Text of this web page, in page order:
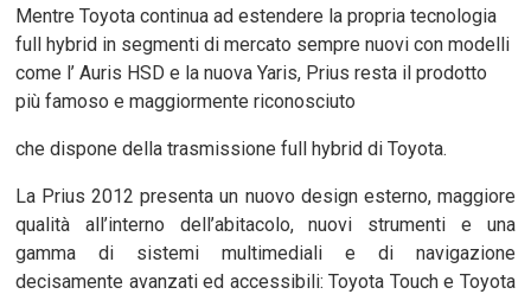
Mentre Toyota continua ad estendere la propria tecnologia
full hybrid in segmenti di mercato sempre nuovi con modelli
come l’ Auris HSD e la nuova Yaris, Prius resta il prodotto
più famoso e maggiormente riconosciuto
che dispone della trasmissione full hybrid di Toyota.
La Prius 2012 presenta un nuovo design esterno, maggiore
qualità all’interno dell’abitacolo, nuovi strumenti e una
gamma di sistemi multimediali e di navigazione
decisamente avanzati ed accessibili: Toyota Touch e Toyota